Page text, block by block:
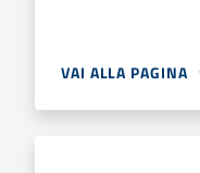
VAI ALLA PAGINA